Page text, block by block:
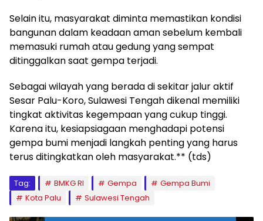
Selain itu, masyarakat diminta memastikan kondisi
bangunan dalam keadaan aman sebelum kembali
memasuki rumah atau gedung yang sempat
ditinggalkan saat gempa terjadi.
Sebagai wilayah yang berada di sekitar jalur aktif
Sesar Palu-Koro, Sulawesi Tengah dikenal memiliki
tingkat aktivitas kegempaan yang cukup tinggi.
Karena itu, kesiapsiagaan menghadapi potensi
gempa bumi menjadi langkah penting yang harus
terus ditingkatkan oleh masyarakat.** (tds)
Tag: BMKG RI Gempa
Gempa Bumi
Kota Palu
Sulawesi Tengah